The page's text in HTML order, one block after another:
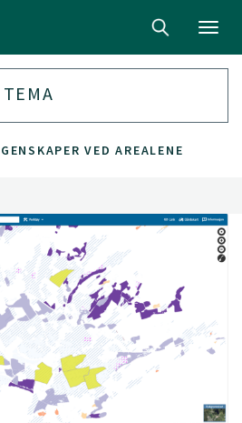
TEMA
VED AREALENE